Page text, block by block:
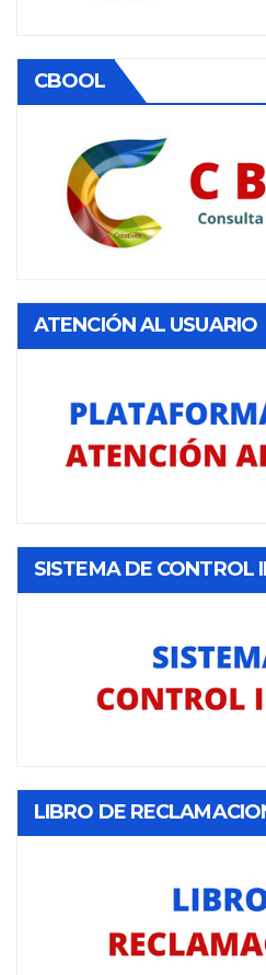
CBOOL
ATENCIÓN AL USUARIO
SISTEMA DE CONTROL
LIBRO DE